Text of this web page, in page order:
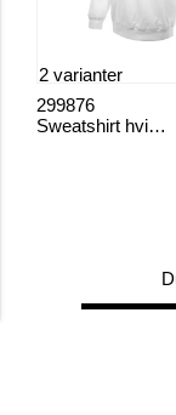
Sweatshirt hvit 3340
299876
2 varianter